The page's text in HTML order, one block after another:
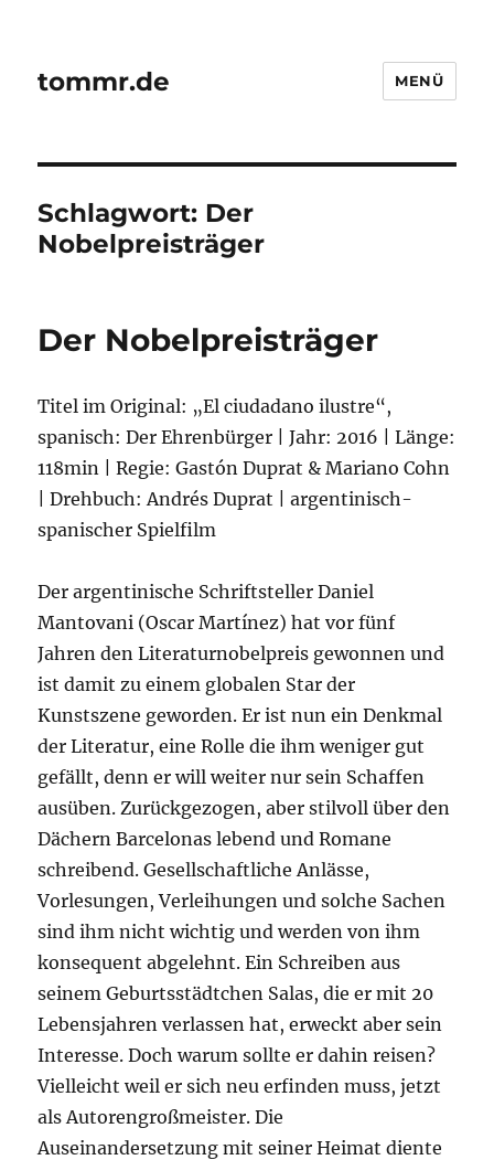
tommr.de MENÜ
Schlagwort: Der
Nobelpreisträger
Der Nobelpreisträger
Titel im Original: „El ciudadano ilustre“,
spanisch: Der Ehrenbürger | Jahr: 2016 | Länge:
118min | Regie: Gastón Duprat & Mariano Cohn
| Drehbuch: Andrés Duprat | argentinisch-
spanischer Spielfilm
Der argentinische Schriftsteller Daniel
Mantovani (Oscar Martínez) hat vor fünf
Jahren den Literaturnobelpreis gewonnen und
ist damit zu einem globalen Star der
Kunstszene geworden. Er ist nun ein Denkmal
der Literatur, eine Rolle die ihm weniger gut
gefällt, denn er will weiter nur sein Schaffen
ausüben. Zurückgezogen, aber stilvoll über den
Dächern Barcelonas lebend und Romane
schreibend. Gesellschaftliche Anlässe,
Vorlesungen, Verleihungen und solche Sachen
sind ihm nicht wichtig und werden von ihm
konsequent abgelehnt. Ein Schreiben aus
seinem Geburtsstädtchen Salas, die er mit 20
Lebensjahren verlassen hat, erweckt aber sein
Interesse. Doch warum sollte er dahin reisen?
Vielleicht weil er sich neu erfinden muss, jetzt
als Autorengroßmeister. Die
Auseinandersetzung mit seiner Heimat diente